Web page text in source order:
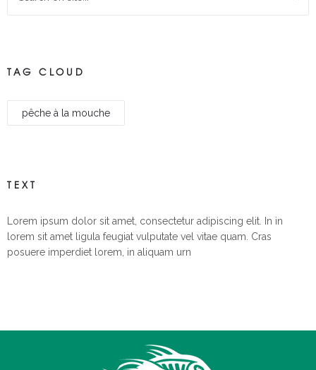
TAG CLOUD
pêche à la mouche
TEXT
Lorem ipsum dolor sit amet, consectetur adipiscing elit. In in
lorem sit amet ligula feugiat vulputate vel vitae quam. Cras
posuere imperdiet lorem, in aliquam urn